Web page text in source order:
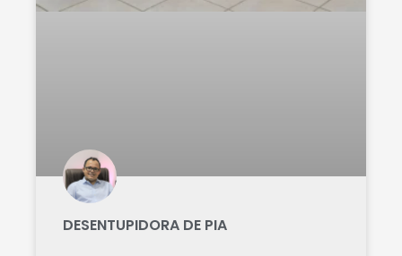
DESENTUPIDORA DE PIA